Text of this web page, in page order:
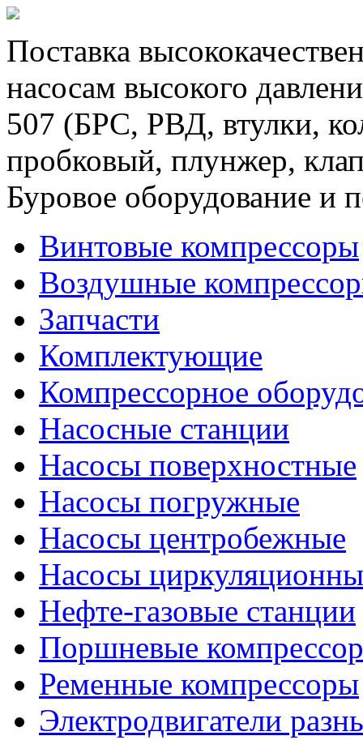
Поставка
насосам высокого
507 (БРС, РВД, втулки,
пробковый, плунжер,
Буровое оборудование и
Винтовые компрессоры
Воздушные
Запчасти
Комплектующие
Компрессорное
Насосные станции
Насосы поверхностные
Насосы погружные
Насосы центробежные
Насосы
Нефте-газовые станции
Поршневые
Ременные компрессоры
Электродвигатели